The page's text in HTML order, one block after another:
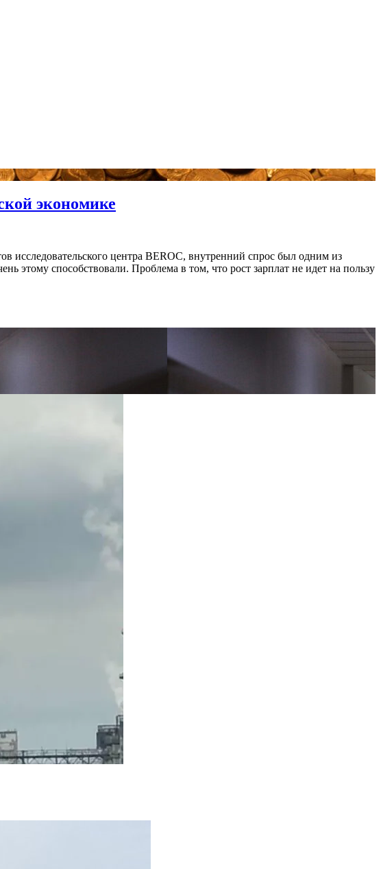
экономике
исследовательского центра BEROC, внутренний спрос был одним из
этому способствовали. Проблема в том, что рост зарплат не идет на пользу